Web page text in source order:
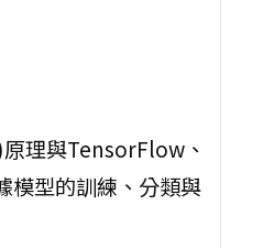
理與TensorFlow、
模型的訓練、分類與